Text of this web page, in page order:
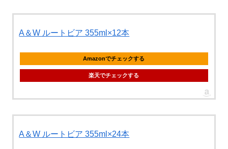
A＆W ルートビア 355ml×12本
Amazonでチェックする
楽天でチェックする
A＆W ルートビア 355ml×24本